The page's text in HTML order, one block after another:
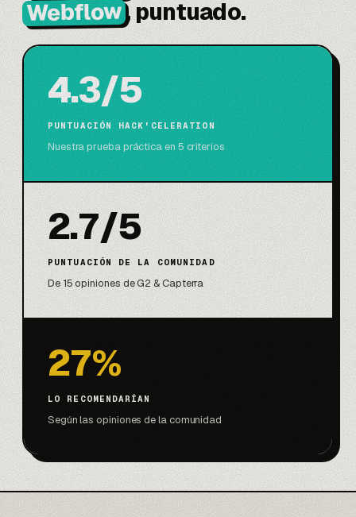
Webflow, puntuado.
4.3/5
PUNTUACIÓN HACK'CELERATION
Nuestra prueba práctica en 5 criterios
2.7/5
PUNTUACIÓN DE LA COMUNIDAD
De 15 opiniones de G2 & Capterra
27%
LO RECOMENDARÍAN
Según las opiniones de la comunidad